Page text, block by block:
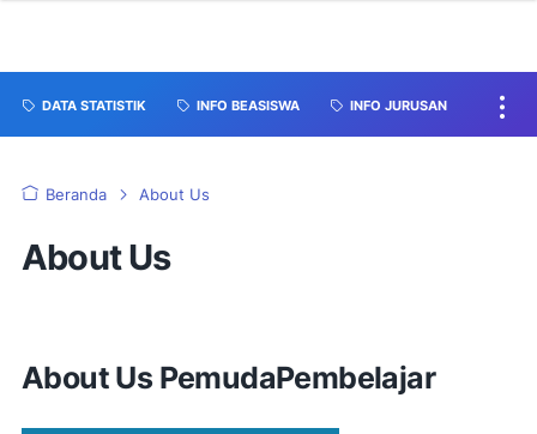
DATA STATISTIK INFO BEASISWA INFO JURUSAN
Beranda About Us
About Us
About Us PemudaPembelajar